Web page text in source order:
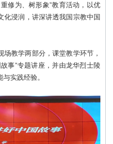
修为、树形象”教育活动，以优
化浸润，讲深讲透我国宗教中国
教学两部分，课堂教学环节，
事”专题讲座，并由龙华烈士陵
实践经验。